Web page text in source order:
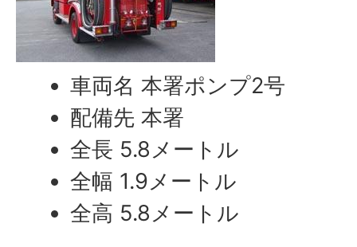
車両名 本署ポンプ2号
配備先 本署
全長 5.8メートル
全幅 1.9メートル
全高 5.8メートル